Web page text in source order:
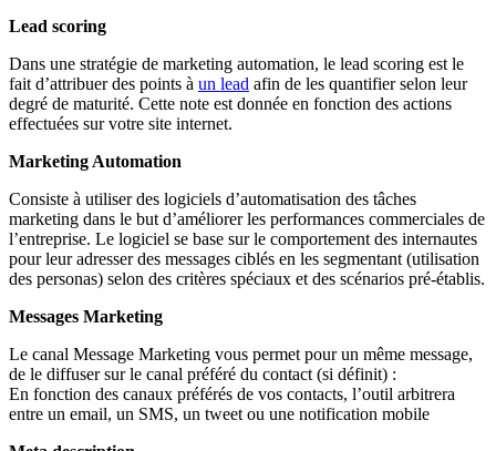
Lead scoring
Dans une stratégie de marketing automation, le lead scoring est le
fait d’attribuer des points à un lead afin de les quantifier selon leur
degré de maturité. Cette note est donnée en fonction des actions
effectuées sur votre site internet.
Marketing Automation
Consiste à utiliser des logiciels d’automatisation des tâches
marketing dans le but d’améliorer les performances commerciales de
l’entreprise. Le logiciel se base sur le comportement des internautes
pour leur adresser des messages ciblés en les segmentant (utilisation
des personas) selon des critères spéciaux et des scénarios pré-établis.
Messages Marketing
Le canal Message Marketing vous permet pour un même message,
de le diffuser sur le canal préféré du contact (si définit) :
En fonction des canaux préférés de vos contacts, l’outil arbitrera
entre un email, un SMS, un tweet ou une notification mobile